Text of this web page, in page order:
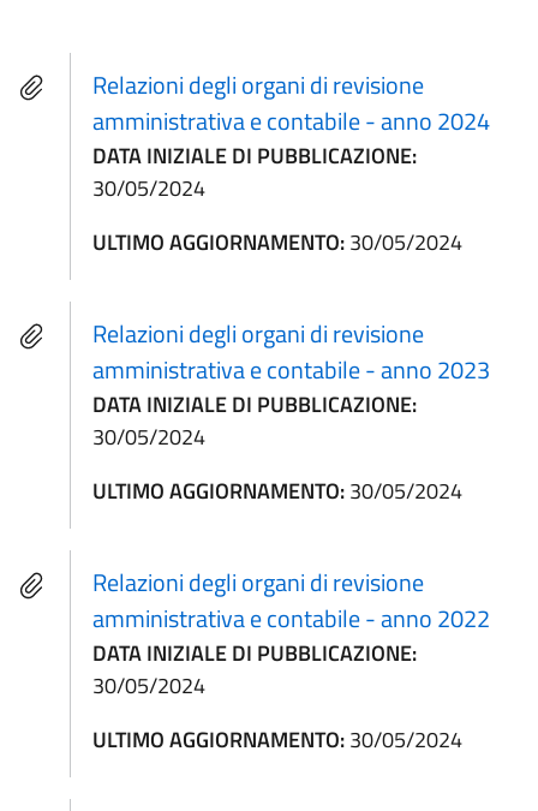
Relazioni degli organi di revisione
amministrativa e contabile - anno 2024
DATA INIZIALE DI PUBBLICAZIONE:
30/05/2024
ULTIMO AGGIORNAMENTO:30/05/2024
Relazioni degli organi di revisione
amministrativa e contabile - anno 2023
DATA INIZIALE DI PUBBLICAZIONE:
30/05/2024
ULTIMO AGGIORNAMENTO:30/05/2024
Relazioni degli organi di revisione
amministrativa e contabile - anno 2022
DATA INIZIALE DI PUBBLICAZIONE:
30/05/2024
ULTIMO AGGIORNAMENTO:30/05/2024